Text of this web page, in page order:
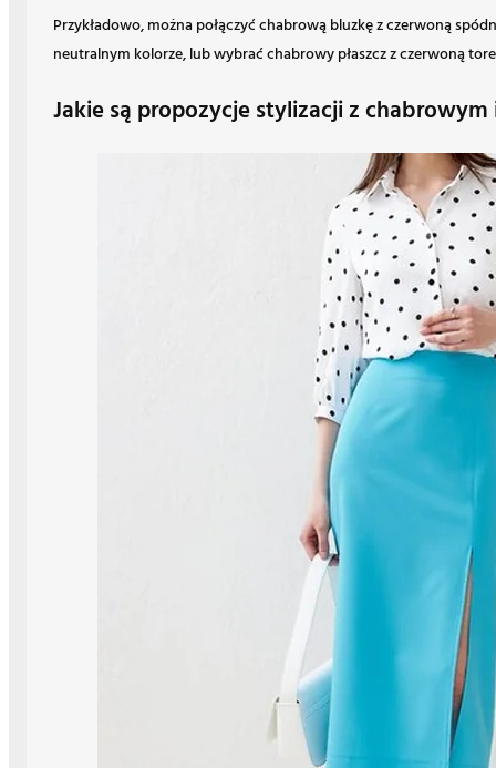
Przykładowo, można połączyć chabrową bluzkę z czerwoną
neutralnym kolorze, lub wybrać chabrowy płaszcz z czerwoną
Jakie są propozycje stylizacji z chabrowym